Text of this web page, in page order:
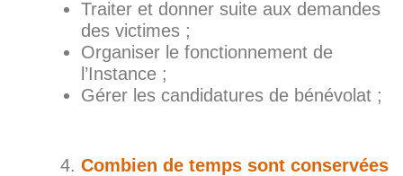
Traiter et donner suite aux demandes
des victimes ;
Organiser le fonctionnement de
l’Instance ;
Gérer les candidatures de bénévolat ;
Combien de temps sont conservées